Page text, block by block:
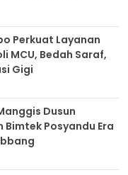
Perkuat Layanan
MCU, Bedah Saraf,
Gigi
Dusun
Posyandu Era